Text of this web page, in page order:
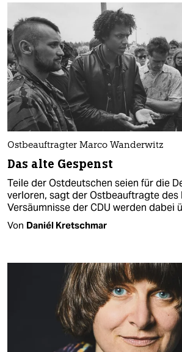
Ostbeauftragter Marco Wanderwitz
Das alte Gespenst
Teile der Ostdeutschen seien für die
verloren, sagt der Ostbeauftragte des
Versäumnisse der CDU werden dabei
Von Daniél Kretschmar